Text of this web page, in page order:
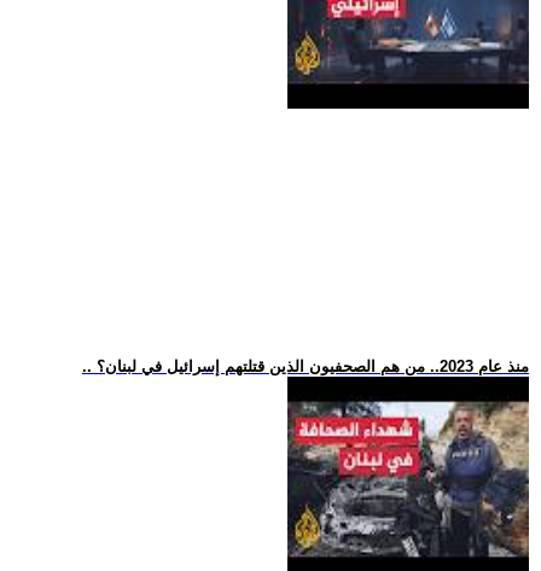
.. منذ عام 2023.. من هم الصحفيون الذين قتلتهم إسرائيل في لبنان؟